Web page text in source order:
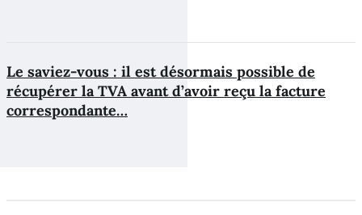
Le saviez-vous : il est désormais possible de
récupérer la TVA avant d’avoir reçu la facture
correspondante…